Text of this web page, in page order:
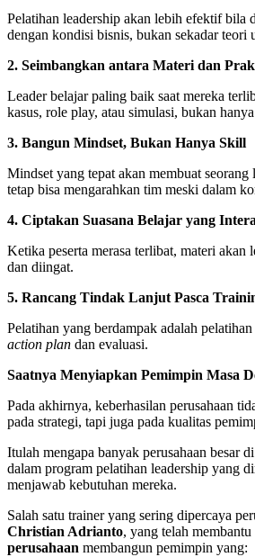
Pelatihan leadership akan lebih efektif bila
dengan kondisi bisnis, bukan sekadar teori
2. Seimbangkan antara Materi dan
Leader belajar paling baik saat mereka
kasus, role play, atau simulasi, bukan
3. Bangun Mindset, Bukan Hanya Skill
Mindset yang tepat akan membuat seorang
tetap bisa mengarahkan tim meski dalam
4. Ciptakan Suasana Belajar yang
Ketika peserta merasa terlibat, materi akan
dan diingat.
5. Rancang Tindak Lanjut Pasca
Pelatihan yang berdampak adalah
action plan dan evaluasi.
Saatnya Menyiapkan Pemimpin Masa
Pada akhirnya, keberhasilan perusahaan
pada strategi, tapi juga pada kualitas
Itulah mengapa banyak perusahaan besar
dalam program pelatihan leadership yang
menjawab kebutuhan mereka.
Salah satu trainer yang sering dipercaya
Christian Adrianto, yang telah
perusahaan membangun pemimpin yang: